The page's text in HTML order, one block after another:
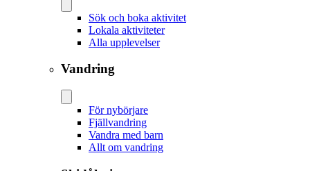
Sök och boka aktivitet
Lokala aktiviteter
Alla upplevelser
Vandring
För nybörjare
Fjällvandring
Vandra med barn
Allt om vandring